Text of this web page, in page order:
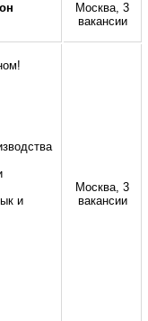
Москва, 3
вакансии
и
Москва, 3
вакансии